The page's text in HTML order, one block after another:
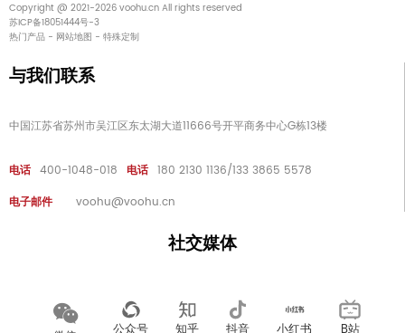
Copyright @ 2021-2026 voohu.cn All rights reserved
苏ICP备18051444号-3
热门产品 - 网站地图 - 特殊定制
与我们联系
中国江苏省苏州市吴江区东太湖大道11666号开平商务中心G栋13楼
电话 400-1048-018 电话 180 2130 1136/133 3865 5578
电子邮件
voohu@voohu.cn
社交媒体